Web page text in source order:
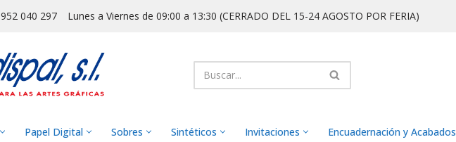
952 040 297 Lunes a Viernes de 09:00 a 13:30 (CERRADO DEL 15-24 AGOSTO POR FERIA)
Papel Digital Sobres Sintéticos Invitaciones Encuadernación y Acabados